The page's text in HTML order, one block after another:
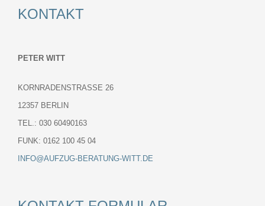
KONTAKT
PETER WITT
KORNRADENSTRASSE 26
12357 BERLIN
TEL.: 030 60490163
FUNK: 0162 100 45 04
INFO@AUFZUG-BERATUNG-WITT.DE